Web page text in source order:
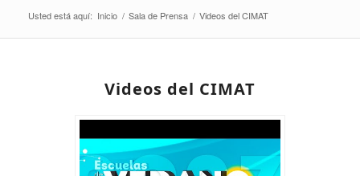
Usted está aquí: Inicio / Sala de Prensa / Videos del CIMAT
Videos del CIMAT